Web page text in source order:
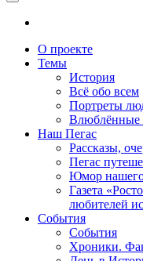
О проекте
Темы
История
Всё обо всем
Портреты
Влюблённые
Наш Пегас
Рассказы,
Пегас
Юмор нашего
Газета
любителей
События
События
Хроники.